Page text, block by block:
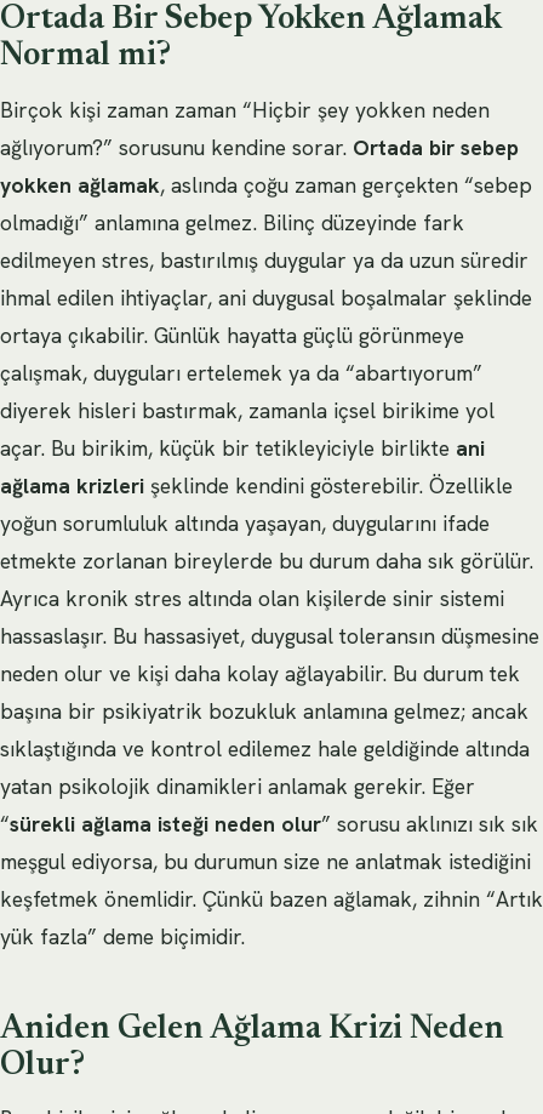
Ortada Bir Sebep Yokken Ağlamak
Normal mi?
Birçok kişi zaman zaman “Hiçbir şey yokken neden
ağlıyorum?” sorusunu kendine sorar. Ortada bir sebep
yokken ağlamak, aslında çoğu zaman gerçekten “sebep
olmadığı” anlamına gelmez. Bilinç düzeyinde fark
edilmeyen stres, bastırılmış duygular ya da uzun süredir
ihmal edilen ihtiyaçlar, ani duygusal boşalmalar şeklinde
ortaya çıkabilir. Günlük hayatta güçlü görünmeye
çalışmak, duyguları ertelemek ya da “abartıyorum”
diyerek hisleri bastırmak, zamanla içsel birikime yol
açar. Bu birikim, küçük bir tetikleyiciyle birlikte ani
ağlama krizleri şeklinde kendini gösterebilir. Özellikle
yoğun sorumluluk altında yaşayan, duygularını ifade
etmekte zorlanan bireylerde bu durum daha sık görülür.
Ayrıca kronik stres altında olan kişilerde sinir sistemi
hassaslaşır. Bu hassasiyet, duygusal toleransın düşmesine
neden olur ve kişi daha kolay ağlayabilir. Bu durum tek
başına bir psikiyatrik bozukluk anlamına gelmez; ancak
sıklaştığında ve kontrol edilemez hale geldiğinde altında
yatan psikolojik dinamikleri anlamak gerekir. Eğer
“sürekli ağlama isteği neden olur” sorusu aklınızı sık sık
meşgul ediyorsa, bu durumun size ne anlatmak istediğini
keşfetmek önemlidir. Çünkü bazen ağlamak, zihnin “Artık
yük fazla” deme biçimidir.
Aniden Gelen Ağlama Krizi Neden
Olur?